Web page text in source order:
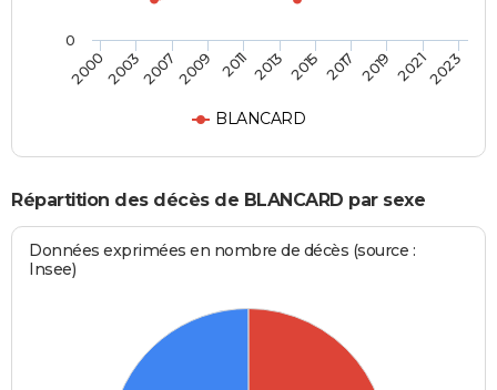
BLANCARD
2000200320072009 2011 2013 2015 2017 2019 20212023
0
Répartition des décès de BLANCARD par sexe
Données exprimées en nombre de décès (source :
Insee)